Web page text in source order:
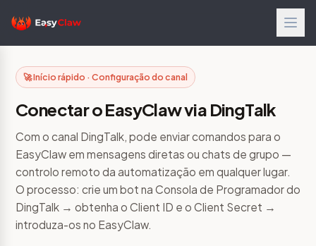
🚀 Início rápido · Configuração do canal
Conectar o EasyClaw via DingTalk
Com o canal DingTalk, pode enviar comandos para o
EasyClaw em mensagens diretas ou chats de grupo —
controlo remoto da automatização em qualquer lugar.
O processo: crie um bot na Consola de Programador do
DingTalk → obtenha o Client ID e o Client Secret →
introduza-os no EasyClaw.